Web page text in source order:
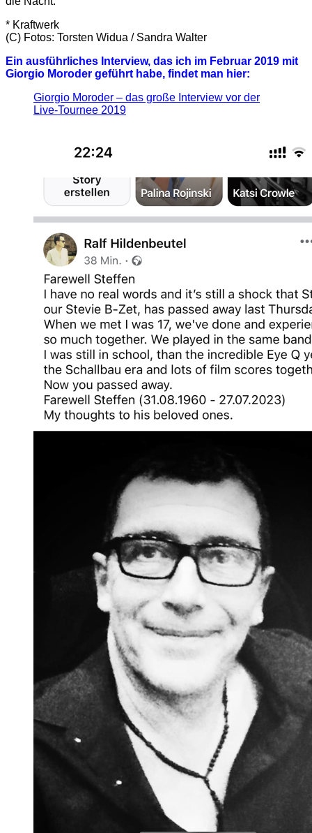
* Kraftwerk
(C) Fotos: Torsten Widua / Sandra Walter
Ein ausführliches Interview, das ich im Februar 2019 mit
Giorgio Moroder geführt habe, findet man hier:
Giorgio Moroder – das große Interview vor der
Live-Tournee 2019